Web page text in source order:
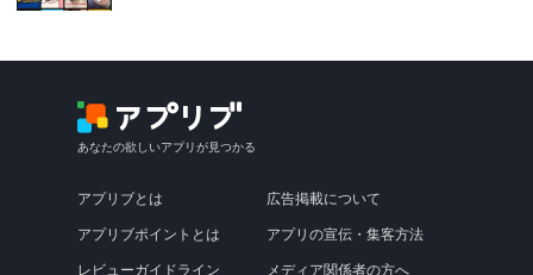
あなたの欲しいアプリが見つかる
アプリブとは
アプリブポイントとは
レビューガイドライン
広告掲載について
アプリの宣伝・集客方法
メディア関係者の方へ